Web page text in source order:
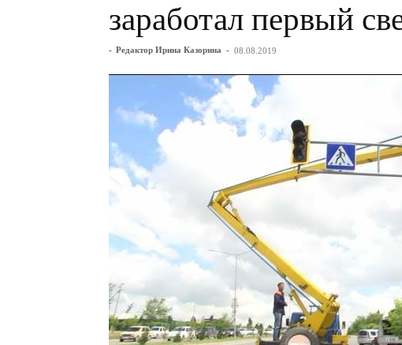
заработал первый
- Редактор Ирина Казорина - 08.08.2019